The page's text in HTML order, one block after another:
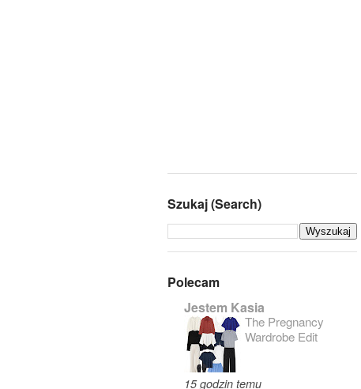
Szukaj (Search)
Polecam
Jestem Kasia
The Pregnancy
Wardrobe Edit
15 godzin temu